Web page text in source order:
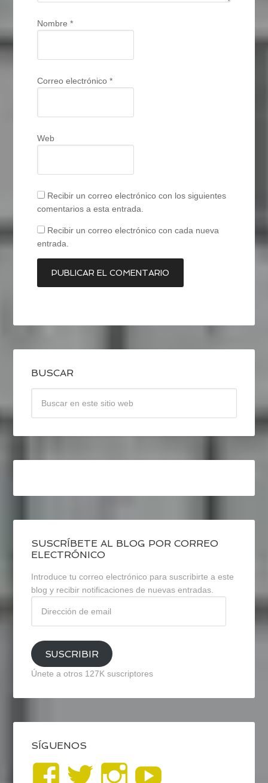
Nombre*
Correo electrónico*
Web
Recibir un correo electrónico con los siguientes
comentarios a esta entrada.
Recibir un correo electrónico con cada nueva
entrada.
BUSCAR
SUSCRÍBETE AL BLOG POR CORREO
ELECTRÓNICO
Introduce tu correo electrónico para suscribirte a este
blog y recibir notificaciones de nuevas entradas.
email
SUSCRIBIR
Únete a otros 127K suscriptores
SÍGUENOS
VerVerVer